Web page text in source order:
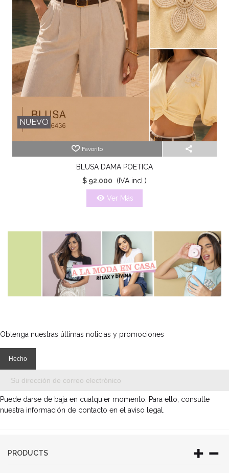
NUEVO
Favorito
BLUSA DAMA POETICA
$ 92.000
(IVA incl.)
Ver Más
Obtenga nuestras últimas noticias y promociones
Puede darse de baja en cualquier momento. Para ello, consulte
nuestra información de contacto en el aviso legal.
PRODUCTS